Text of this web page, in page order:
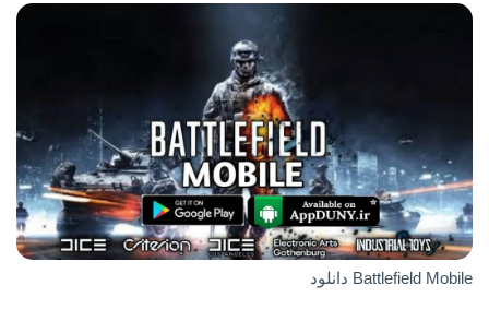
Battlefield Mobile دانلود